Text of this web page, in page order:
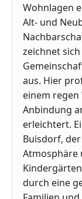
Wohnlagen
Alt- und
zeichnet
aus. Hier
einem
Anbindung
erleichtert.
Buisdorf,
Atmosphäre
durch eine